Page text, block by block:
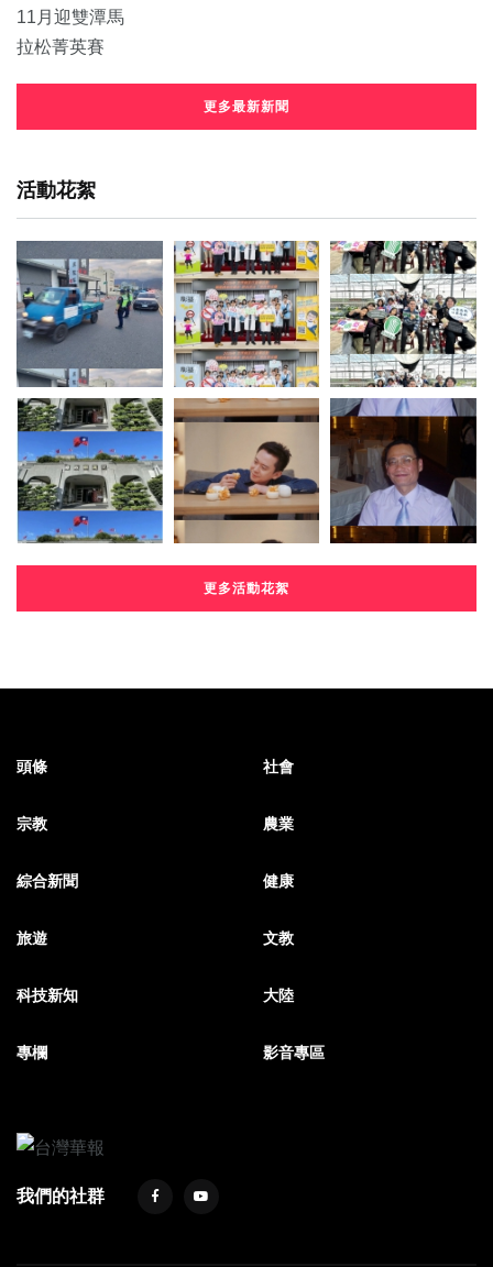
更多最新新聞
活動花絮
更多活動花絮
頭條 社會
宗教 農業
綜合新聞 健康
旅遊 文教
科技新知 大陸
專欄 影音專區
我們的社群